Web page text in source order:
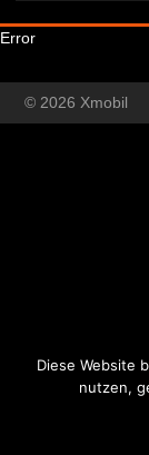
Error
© 2026 Xmobil
Diese Website
nutzen,